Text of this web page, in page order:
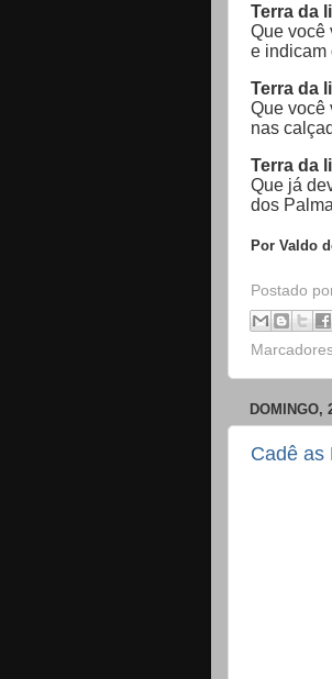
Terra da
Que você
e indicam
Terra da
Que você
nas
Terra da
Que já
dos
Por Valdo
Postado
DOMINGO,
Cadê as